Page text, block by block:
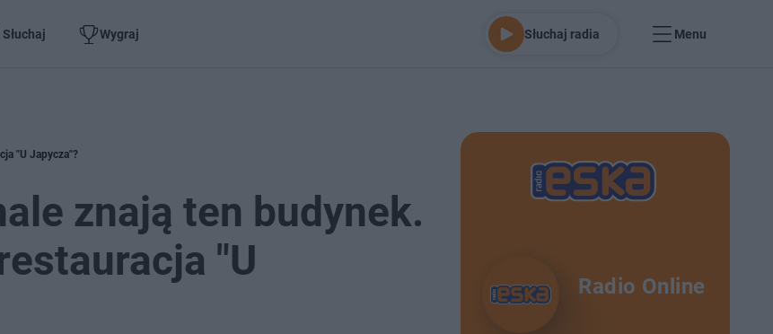
Słuchaj Wygraj Słuchaj radia Menu
"U Japycza"?
znają ten budynek.
"U
Radio Online